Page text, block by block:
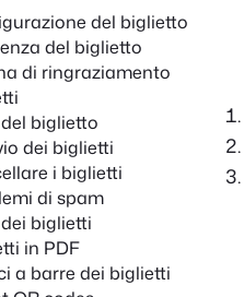
del biglietto
del biglietto
di ringraziamento
biglietto
dei biglietti
i biglietti
di spam
biglietti
in PDF
a barre dei biglietti